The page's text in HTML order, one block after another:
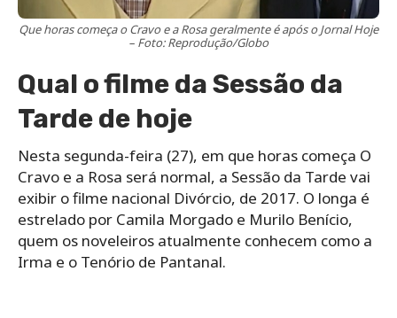
Que horas começa o Cravo e a Rosa geralmente é após o Jornal Hoje
– Foto: Reprodução/Globo
Qual o filme da Sessão da
Tarde de hoje
Nesta segunda-feira (27), em que horas começa O
Cravo e a Rosa será normal, a Sessão da Tarde vai
exibir o filme nacional Divórcio, de 2017. O longa é
estrelado por Camila Morgado e Murilo Benício,
quem os noveleiros atualmente conhecem como a
Irma e o Tenório de Pantanal.